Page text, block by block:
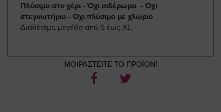
Πλύσιμο στο χέρι - Όχι σιδέρωμα - Όχι
στεγνωτήριο - Όχι πλύσιμο με χλώριο
Διαθέσιμα μεγέθη από S έως XL.
ΜΟΙΡΑΣΤΕΙΤΕ ΤΟ ΠΡΟΪΟΝ!